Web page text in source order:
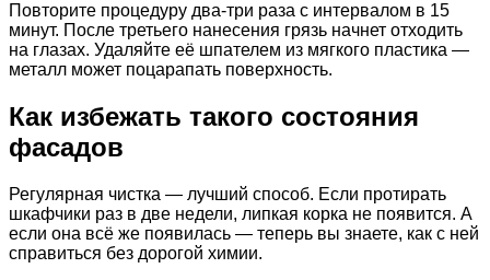
Повторите процедуру два-три раза с интервалом в 15
минут. После третьего нанесения грязь начнет отходить
на глазах. Удаляйте её шпателем из мягкого пластика —
металл может поцарапать поверхность.
Как избежать такого состояния
фасадов
Регулярная чистка — лучший способ. Если протирать
шкафчики раз в две недели, липкая корка не появится. А
если она всё же появилась — теперь вы знаете, как с ней
справиться без дорогой химии.